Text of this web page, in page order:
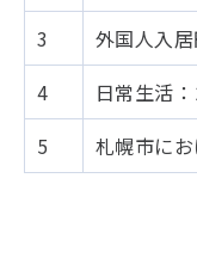
3
外国人入
4
日常生活
5
札幌市に